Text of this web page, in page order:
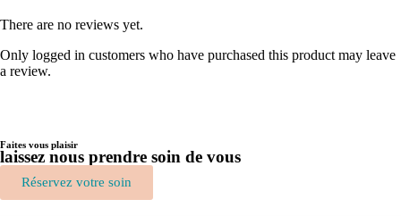
There are no reviews yet.
Only logged in customers who have purchased this product may leave
a review.
Faites vous plaisir
laissez nous prendre soin de vous
Réservez votre soin